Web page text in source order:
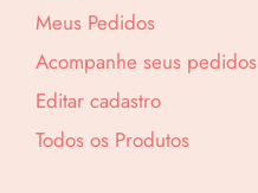
Meus Pedidos
Acompanhe seus pedidos
Editar cadastro
Todos os Produtos